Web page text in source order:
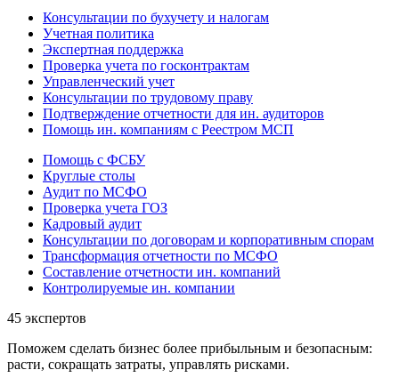
Консультации по бухучету и налогам
Учетная политика
Экспертная поддержка
Проверка учета по госконтрактам
Управленческий учет
Консультации по трудовому праву
Подтверждение отчетности для ин. аудиторов
Помощь ин. компаниям с Реестром МСП
Помощь с ФСБУ
Круглые столы
Аудит по МСФО
Проверка учета ГОЗ
Кадровый аудит
Консультации по договорам и корпоративным спорам
Трансформация отчетности по МСФО
Составление отчетности ин. компаний
Контролируемые ин. компании
45 экспертов
Поможем сделать бизнес более прибыльным и безопасным:
расти, cокращать затраты, управлять рисками.